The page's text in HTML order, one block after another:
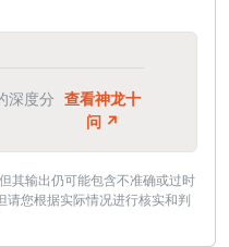
深度分 查看神龙十
问 ↗
其输出仍可能包含不准确或过时
请您根据实际情况进行核实和判